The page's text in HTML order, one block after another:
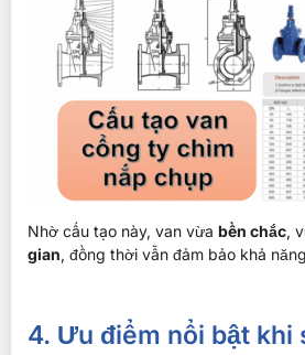
Nhờ cấu tạo này, van vừa bền chắc,
gian, đồng thời vẫn đảm bảo khả
4. Ưu điểm nổi bật khi